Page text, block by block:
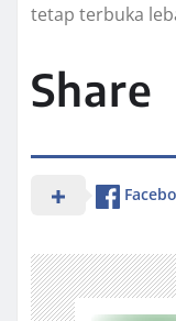
tetap terbuka
Share